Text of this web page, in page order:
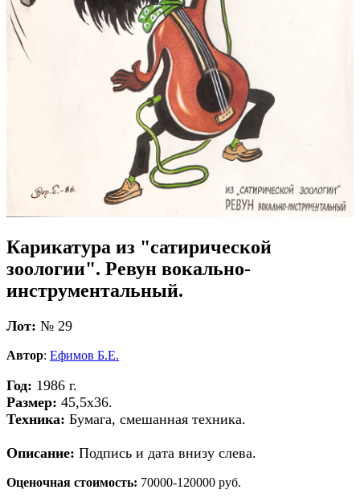
Карикатура из "сатирической
зоологии". Ревун вокально-
инструментальный.
Лот: № 29
Автор: Ефимов Б.Е.
Год: 1986 г.
Размер: 45,5х36.
Техника: Бумага, смешанная техника.
Описание: Подпись и дата внизу слева.
Оценочная стоимость: 70000-120000 руб.